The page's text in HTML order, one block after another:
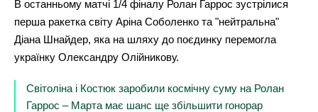
В останньому матчі 1/4 фіналу Ролан Гаррос зустрілися
перша ракетка світу Аріна Соболенко та "нейтральна"
Діана Шнайдер, яка на шляху до поєдинку перемогла
українку Олександру Олійникову.
Світоліна і Костюк заробили космічну суму на Ролан
Гаррос – Марта має шанс ще збільшити гонорар